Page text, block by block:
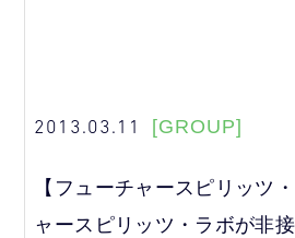
2013.03.11 [GROUP]
【フューチャースピリッツ
ャースピリッツ・ラボが非